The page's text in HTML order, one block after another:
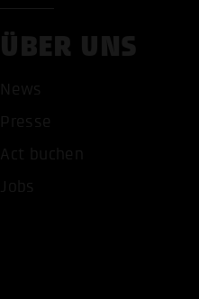
ÜBER UNS
News
Presse
Act buchen
Jobs